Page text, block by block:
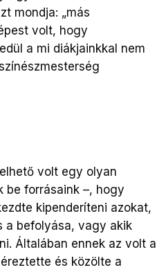
mondja: „más
volt, hogy
a mi diákjainkkal nem
volt egy olyan
be forrásaink –, hogy
kipenderíteni azokat,
a befolyása, vagy akik
Általában ennek az volt a
és közölte a